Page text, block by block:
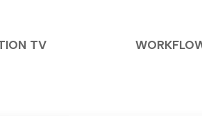
TV